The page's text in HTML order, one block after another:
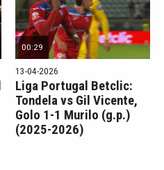
00:29
13-04-2026
Liga Portugal Betclic:
Tondela vs Gil Vicente,
Golo 1-1 Murilo (g.p.)
(2025-2026)